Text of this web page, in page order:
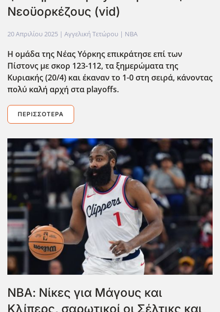
Νεοϋορκέζους (vid)
20 Απριλίου 2025 | Αγγελική Τετώρου | NBA
Η ομάδα της Νέας Υόρκης επικράτησε επί των
Πίστονς με σκορ 123-112, τα ξημερώματα της
Κυριακής (20/4) και έκαναν το 1-0 στη σειρά, κάνοντας
πολύ καλή αρχή στα playoffs.
ΠΕΡΙΣΣΌΤΕΡΑ
ΝΒΑ: Nίκες για Μάγους και
Κλίπερς, σαρωτικοί οι Σέλτικς και